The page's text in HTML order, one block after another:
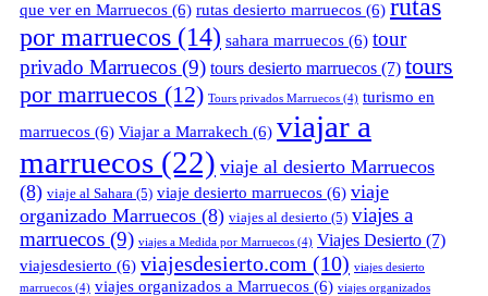
que ver en Marruecos (6) rutas desierto marruecos (6)
por marruecos (14) sahara marruecos (6) tour
privado Marruecos (9) tours desierto marruecos (7) tours
por marruecos (12) Tours privados Marruecos (4) turismo en
marruecos (6) Viajar a Marrakech (6) viajar a
marruecos (22) viaje al desierto Marruecos
(8) viaje al Sahara (5) viaje desierto marruecos (6) viaje
organizado Marruecos (8) viajes al desierto (5) viajes a
marruecos (9) viajes a Medida por Marruecos (4) Viajes Desierto (7)
viajesdesierto (6) viajesdesierto.com (10) viajes desierto
marruecos (4) viajes organizados a Marruecos (6) viajes organizados